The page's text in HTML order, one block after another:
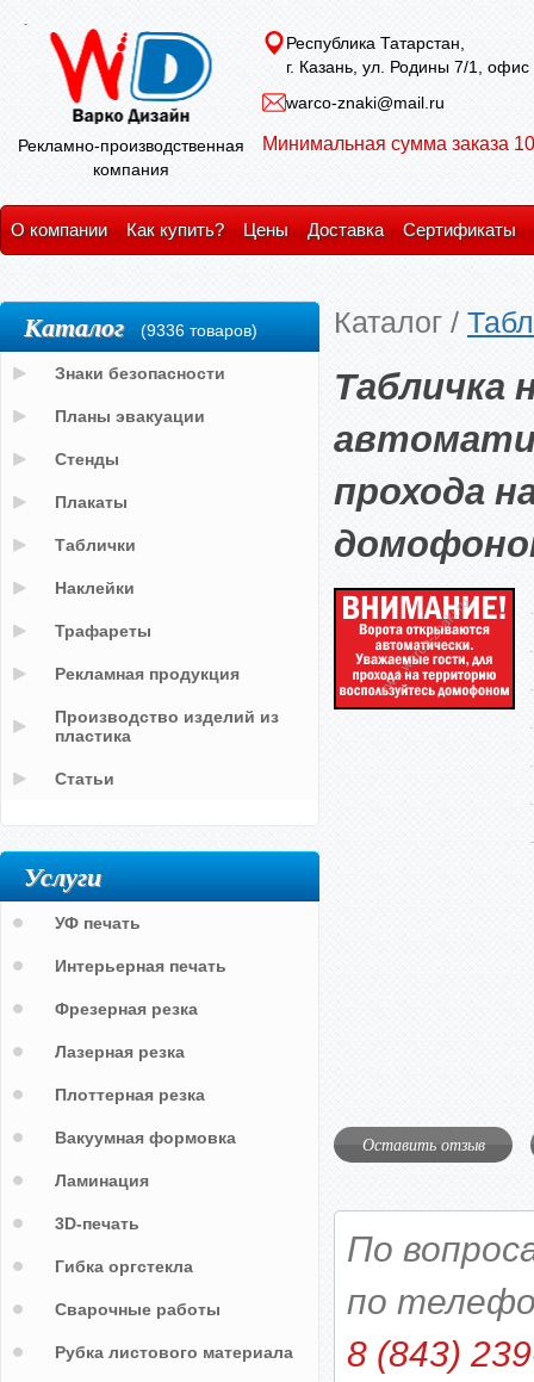
Рекламно-производственная
компания
Республика Татарстан,
г. Казань, ул. Родины 7/1, офис
warco-znaki@mail.ru
Минимальная сумма заказа
О компании Как купить? Цены Доставка Сертификаты
Каталог /
прохода
Оставить отзыв
По
по
8 (843)
Каталог (9336 товаров)
Знаки безопасности
Планы эвакуации
Стенды
Плакаты
Таблички
Наклейки
Трафареты
Рекламная продукция
Производство изделий из
пластика
Статьи
Услуги
УФ печать
Интерьерная печать
Фрезерная резка
Лазерная резка
Плоттерная резка
Вакуумная формовка
Ламинация
3D-печать
Гибка оргстекла
Сварочные работы
Рубка листового материала